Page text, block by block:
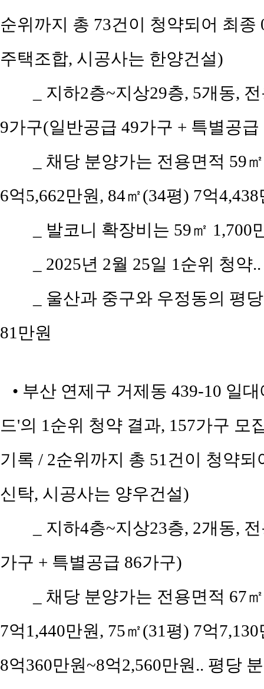
순위까지 총 73건이 청약되어 최
주택조합, 시공사는 한양건설)
_ 지하2층~지상29층, 5개동,
9가구(일반공급 49가구 + 특별공급
_ 채당 분양가는 전용면적 59
6억5,662만원, 84㎡(34평) 7억
_ 발코니 확장비는 59㎡
_ 2025년 2월 25일 1순위 청
_ 울산과 중구와 우정동의 평
81만원
• 부산 연제구 거제동 439-10 일
드'의 1순위 청약 결과, 157가구 모
기록 / 2순위까지 총 51건이 청약
신탁, 시공사는 양우건설)
_ 지하4층~지상23층, 2개동,
가구 + 특별공급 86가구)
_ 채당 분양가는 전용면적 67
7억1,440만원, 75㎡(31평) 7억
8억360만원~8억2,560만원.. 평당